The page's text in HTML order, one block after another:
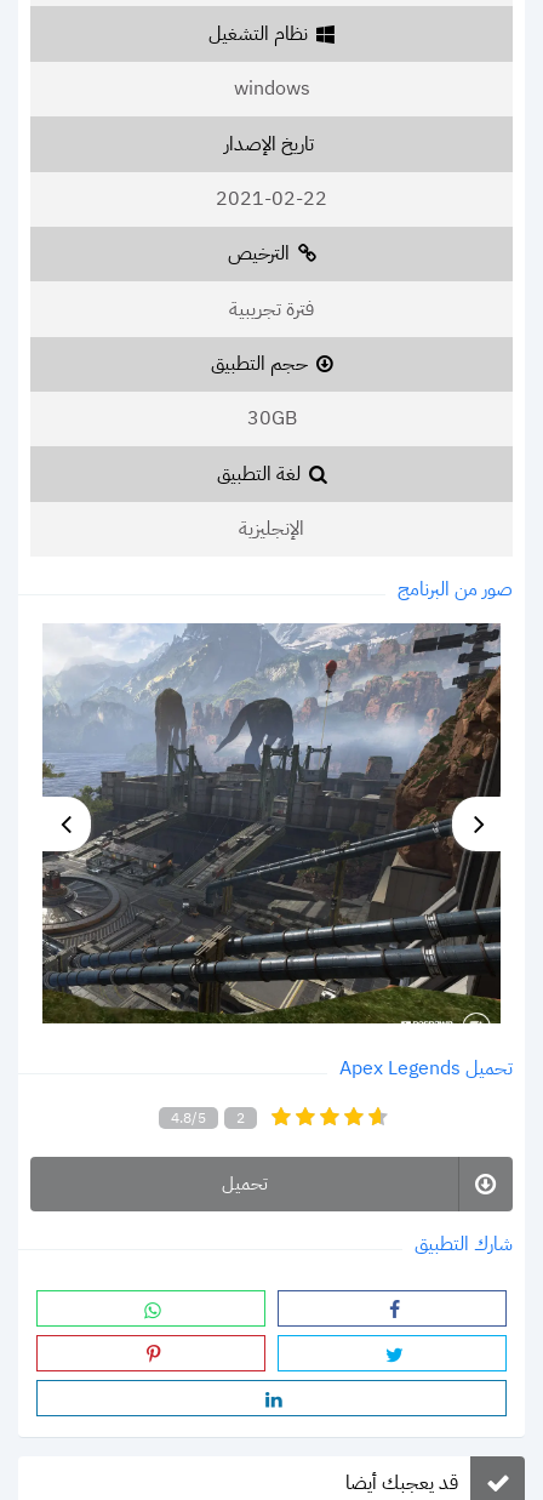
نظام التشغيل
windows
تاريخ الإصدار
2021-02-22
الترخيص
فترة تجريبية
حجم التطبيق
30GB
لغة التطبيق
الإنجليزية
صور من البرنامج
تحميل Apex Legends
4.8/5 2
تحميل
شارك التطبيق
قد يعجبك أيضا